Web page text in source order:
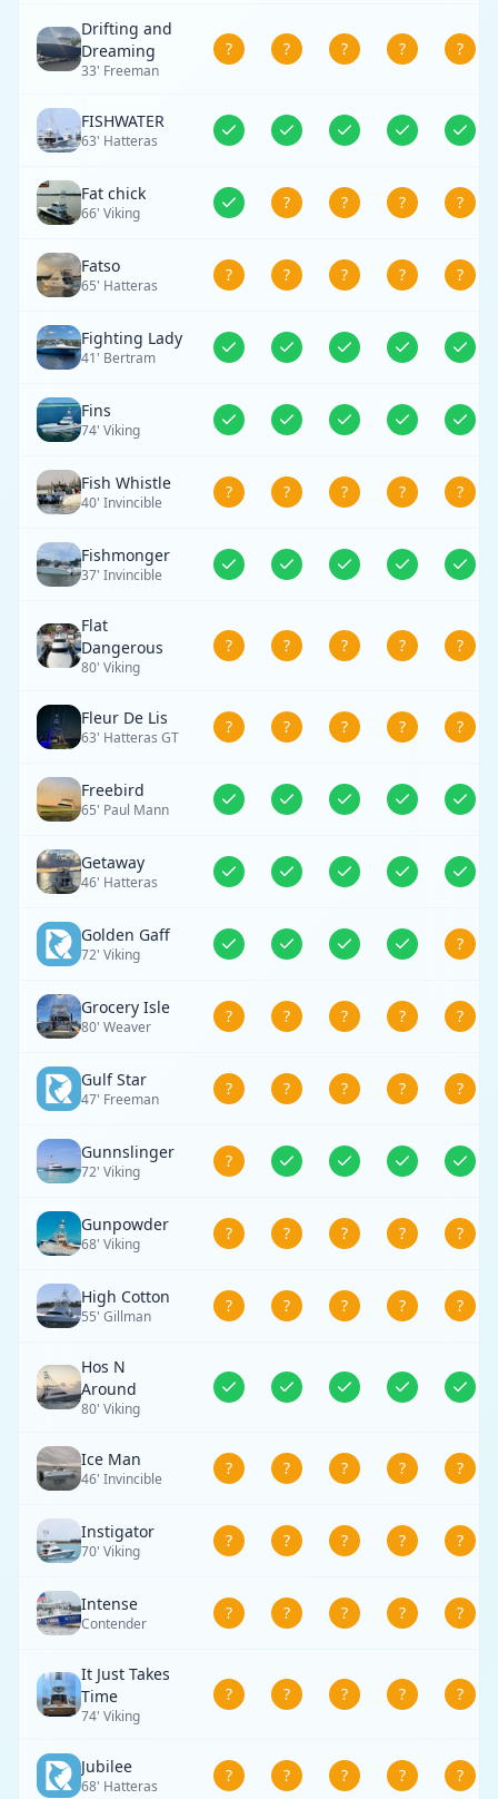
Drifting and
Dreaming
33' Freeman
? ? ? ? ?
FISHWATER
63' Hatteras
Fat chick
66' Viking
? ? ? ?
Fatso
65' Hatteras
? ? ? ? ?
Fighting Lady
41' Bertram
Fins
74' Viking
Fish Whistle
40' Invincible
? ? ? ? ?
Fishmonger
37' Invincible
Flat
Dangerous
80' Viking
? ? ? ? ?
Fleur De Lis
63' Hatteras GT
? ? ? ? ?
Freebird
65' Paul Mann
Getaway
46' Hatteras
Golden Gaff
72' Viking
?
Grocery Isle
80' Weaver
? ? ? ? ?
Gulf Star
47' Freeman
? ? ? ? ?
Gunnslinger
72' Viking
?
Gunpowder
68' Viking
? ? ? ? ?
High Cotton
55' Gillman
? ? ? ? ?
Hos N
Around
80' Viking
Ice Man
46' Invincible
? ? ? ? ?
Instigator
70' Viking
? ? ? ? ?
Intense
Contender
? ? ? ? ?
It Just Takes
Time
74' Viking
? ? ? ? ?
Jubilee
68' Hatteras
? ? ? ? ?